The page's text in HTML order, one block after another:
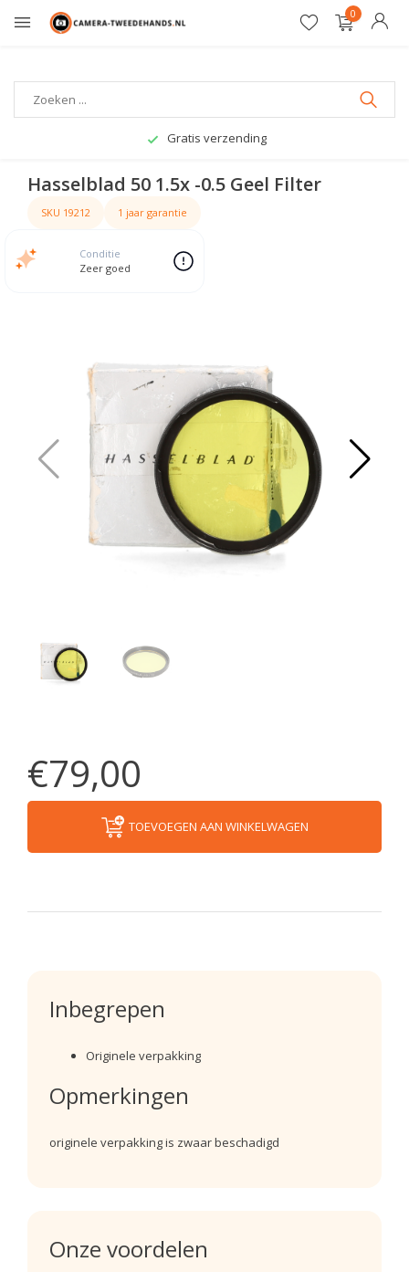
0
Gratis verzending
Hasselblad 50 1.5x -0.5 Geel Filter
SKU 19212 1 jaar garantie
Conditie
Zeer goed
€79,00
TOEVOEGEN AAN WINKELWAGEN
Inbegrepen
Originele verpakking
Opmerkingen
originele verpakking is zwaar beschadigd
Onze voordelen